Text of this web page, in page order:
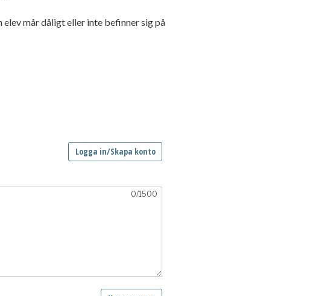
mår dåligt eller inte befinner sig på